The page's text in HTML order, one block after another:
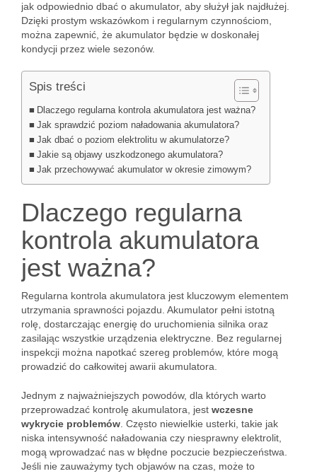
jak odpowiednio dbać o akumulator, aby służył jak najdłużej.
Dzięki prostym wskazówkom i regularnym czynnościom,
można zapewnić, że akumulator będzie w doskonałej
kondycji przez wiele sezonów.
Spis treści
Dlaczego regularna kontrola akumulatora jest ważna?
Jak sprawdzić poziom naładowania akumulatora?
Jak dbać o poziom elektrolitu w akumulatorze?
Jakie są objawy uszkodzonego akumulatora?
Jak przechowywać akumulator w okresie zimowym?
Dlaczego regularna
kontrola akumulatora
jest ważna?
Regularna kontrola akumulatora jest kluczowym elementem
utrzymania sprawności pojazdu. Akumulator pełni istotną
rolę, dostarczając energię do uruchomienia silnika oraz
zasilając wszystkie urządzenia elektryczne. Bez regularnej
inspekcji można napotkać szereg problemów, które mogą
prowadzić do całkowitej awarii akumulatora.
Jednym z najważniejszych powodów, dla których warto
przeprowadzać kontrolę akumulatora, jest wczesne
wykrycie problemów . Często niewielkie usterki, takie jak
niska intensywność naładowania czy niesprawny elektrolit,
mogą wprowadzać nas w błędne poczucie bezpieczeństwa.
Jeśli nie zauważymy tych objawów na czas, może to